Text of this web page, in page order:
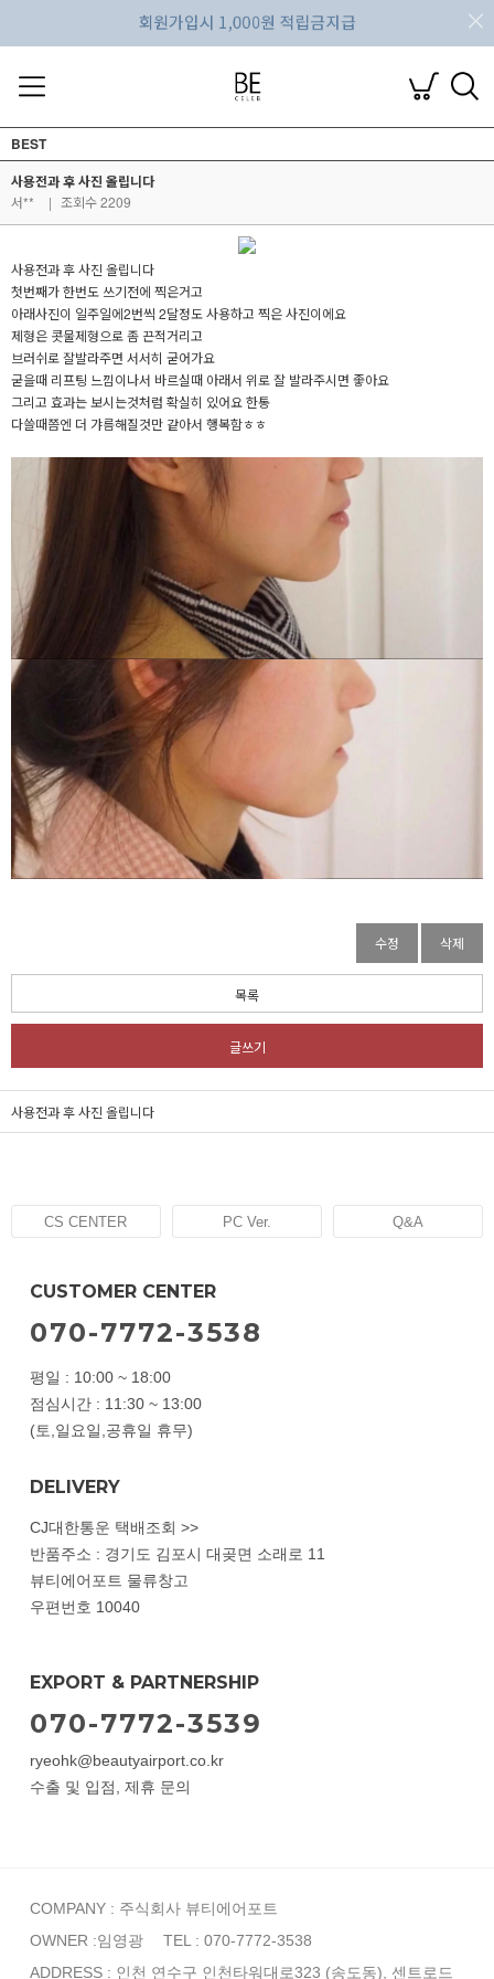
BEST
사용전과 후 사진 올립니다
서** | 조회수 2209
사용전과 후 사진 올립니다
첫번째가 한번도 쓰기전에 찍은거고
아래사진이 일주일에2번씩 2달정도 사용하고 찍은 사진이에요
제형은 콧물제형으로 좀 끈적거리고
브러쉬로 잘발라주면 서서히 굳어가요
굳을때 리프팅 느낌이나서 바르실때 아래서 위로 잘 발라주시면 좋아요
그리고 효과는 보시는것처럼 확실히 있어요 한통
다쓸때쯤엔 더 갸름해질것만 같아서 행복함ㅎㅎ
수정 삭제
목록
글쓰기
사용전과 후 사진 올립니다
CS CENTER PC Ver. Q&A
CUSTOMER CENTER
070-7772-3538
평일 : 10:00 ~ 18:00
점심시간 : 11:30 ~ 13:00
(토,일요일,공휴일 휴무)
DELIVERY
CJ대한통운 택배조회 >>
반품주소 : 경기도 김포시 대곶면 소래로 11
뷰티에어포트 물류창고
우편번호 10040
EXPORT & PARTNERSHIP
070-7772-3539
ryeohk@beautyairport.co.kr
수출 및 입점, 제휴 문의
COMPANY : 주식회사 뷰티에어포트
OWNER :임영광
TEL : 070-7772-3538
ADDRESS : 인천 연수구 인천타워대로323 (송도동), 센트로드